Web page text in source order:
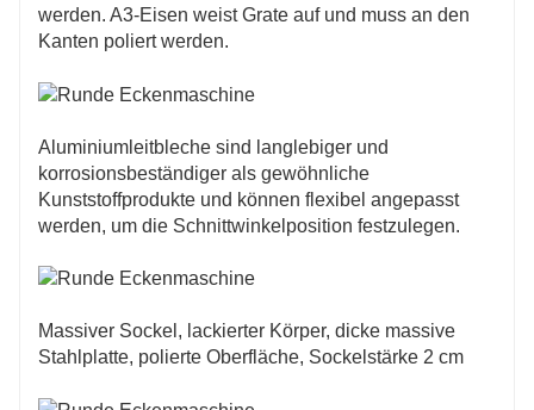
Bei der Auswahl einer Filetiermaschine müssen Sie
Faktoren wie den Einsatzbereich des Materials, den
Filetierradius, die einfache Bedienung und die
Sicherheit berücksichtigen. Die richtige Verwendung
Lebensdauer verlängern und für gute
Verarbeitungsergebnisse sorgen.
werden. A3-Eisen weist Grate auf und muss an den
Kanten poliert werden.
Aluminiumleitbleche sind langlebiger und
korrosionsbeständiger als gewöhnliche
Kunststoffprodukte und können flexibel angepasst
werden, um die Schnittwinkelposition festzulegen.
Massiver Sockel, lackierter Körper, dicke massive
Stahlplatte, polierte Oberfläche, Sockelstärke 2 cm